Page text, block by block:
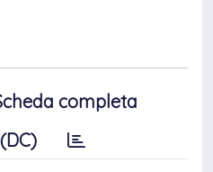
completa